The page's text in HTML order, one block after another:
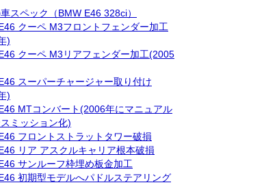
スペック（BMW E46 328ci）
クーペ M3フロントフェンダー加工
)
クーペ M3リアフェンダー加工(2005
スーパーチャージャー取り付け
)
MTコンバート(2006年にマニュアル
スミッション化)
フロントストラットタワー破損
リア アスクルキャリア根本破損
サンルーフ枠埋め板金加工
初期型モデルへパドルステアリング